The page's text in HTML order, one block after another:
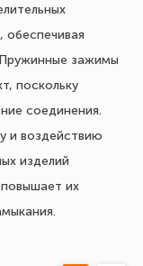
обеспечивая
зажимы
поскольку
соединения.
и воздействию
изделий
их